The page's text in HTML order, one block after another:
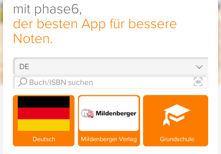
mit phase6,
der besten App für bessere
Noten.
Deutsch Mildenberger Verlag Grundschule